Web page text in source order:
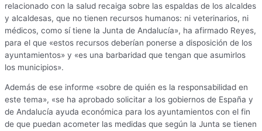
relacionado con la salud recaiga sobre las espaldas de los alcaldes
y alcaldesas, que no tienen recursos humanos: ni veterinarios, ni
médicos, como sí tiene la Junta de Andalucía», ha afirmado Reyes,
para el que «estos recursos deberían ponerse a disposición de los
ayuntamientos» y «es una barbaridad que tengan que asumirlos
los municipios».
Además de ese informe «sobre de quién es la responsabilidad en
este tema», «se ha aprobado solicitar a los gobiernos de España y
de Andalucía ayuda económica para los ayuntamientos con el fin
de que puedan acometer las medidas que según la Junta se tienen